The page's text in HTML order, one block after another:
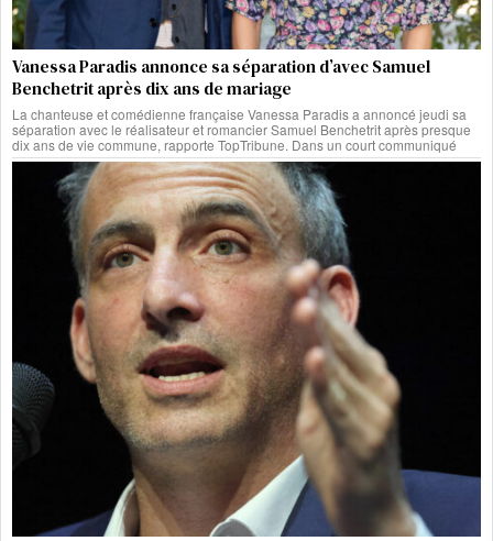
Vanessa Paradis annonce sa séparation d’avec Samuel
Benchetrit après dix ans de mariage
La chanteuse et comédienne française Vanessa Paradis a annoncé jeudi sa
séparation avec le réalisateur et romancier Samuel Benchetrit après presque
dix ans de vie commune, rapporte TopTribune. Dans un court communiqué